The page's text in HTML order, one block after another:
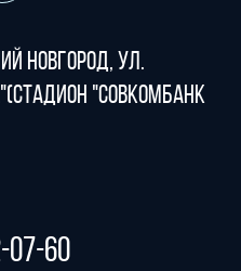
Новгород, ул.
"СОВКОМБАНК
07-60